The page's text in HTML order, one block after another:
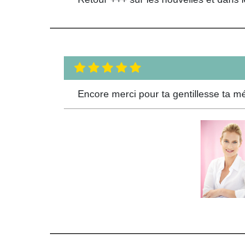
Encore merci pour ta gentillesse ta